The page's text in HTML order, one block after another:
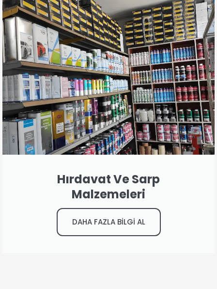
Hırdavat Ve Sarp
Malzemeleri
DAHA FAZLA BİLGİ AL